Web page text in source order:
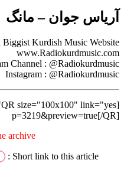
آریاس جوان – مانگ
Biggist Kurdish Music Website
www.Radiokurdmusic.com
Channel : @Radiokurdmusic
Instagram : @Radiokurdmusic
p=3219&preview=true[/QR]
archive
Short link to this article :